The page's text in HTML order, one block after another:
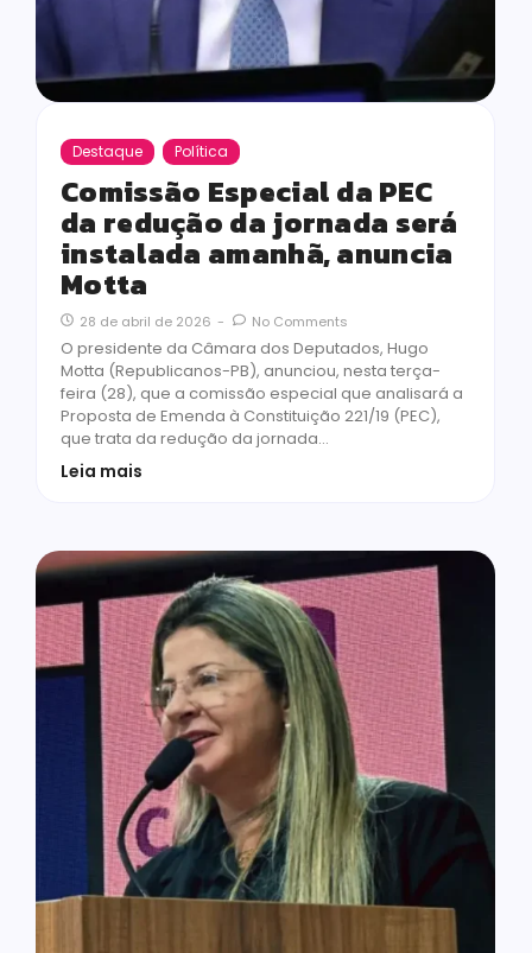
Destaque Política
Comissão Especial da PEC
da redução da jornada será
instalada amanhã, anuncia
Motta
28 de abril de 2026 - No Comments
O presidente da Câmara dos Deputados, Hugo
Motta (Republicanos-PB), anunciou, nesta terça-
feira (28), que a comissão especial que analisará a
Proposta de Emenda à Constituição 221/19 (PEC),
que trata da redução da jornada…
Leia mais